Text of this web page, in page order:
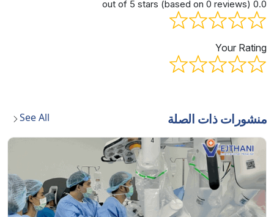
0.0 out of 5 stars (based on 0 reviews)
Your Rating
منشورات ذات الصلة See All